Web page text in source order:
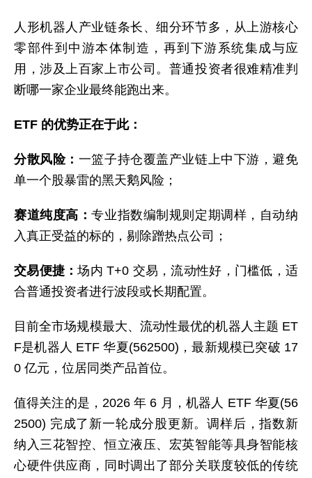
人形机器人产业链条长、细分环节多，从上游核心
零部件到中游本体制造，再到下游系统集成与应
用，涉及上百家上市公司。普通投资者很难精准判
断哪一家企业最终能跑出来。
ETF 的优势正在于此：
分散风险： 一篮子持仓覆盖产业链上中下游，避免
单一个股暴雷的黑天鹅风险；
赛道纯度高：专业指数编制规则定期调样，自动纳
入真正受益的标的，剔除蹭热点公司；
交易便捷：场内 T+0 交易，流动性好，门槛低，适
合普通投资者进行波段或长期配置。
目前全市场规模最大、流动性最优的机器人主题 ET
F是机器人 ETF 华夏(562500)，最新规模已突破 17
0 亿元，位居同类产品首位。
值得关注的是，2026 年 6 月，机器人 ETF 华夏(56
2500) 完成了新一轮成分股更新。调样后，指数新
纳入三花智控、恒立液压、宏英智能等具身智能核
心硬件供应商，同时调出了部分关联度较低的传统